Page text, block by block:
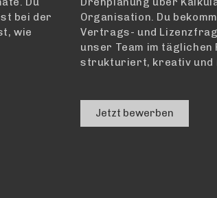
bei der
wie
Organisation. Du
Vertrags- und
unser Team im
strukturiert, kreativ und
Jetzt bewerben